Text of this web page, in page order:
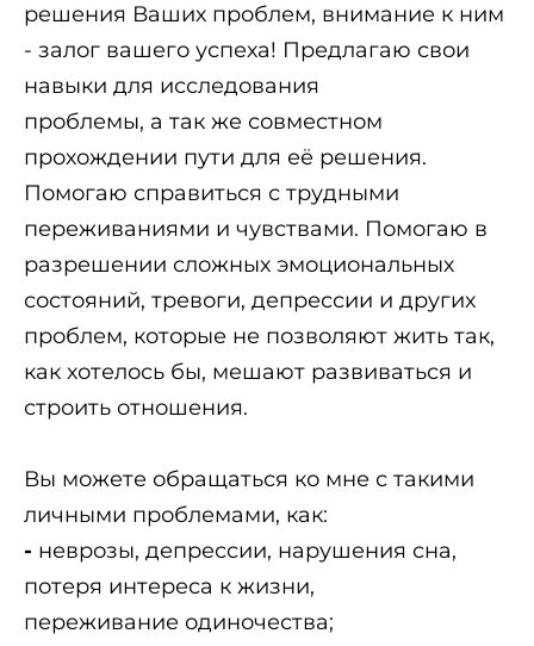
решения Ваших проблем, внимание к ним
- залог вашего успеха! Предлагаю свои
навыки для исследования
проблемы, а так же совместном
прохождении пути для её решения.
Помогаю справиться с трудными
переживаниями и чувствами. Помогаю в
разрешении сложных эмоциональных
состояний, тревоги, депрессии и других
проблем, которые не позволяют жить так,
как хотелось бы, мешают развиваться и
строить отношения.
Вы можете обращаться ко мне с такими
личными проблемами, как:
- неврозы, депрессии, нарушения сна,
потеря интереса к жизни,
переживание одиночества;